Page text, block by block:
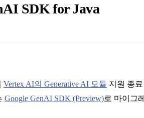
SDK for Java
Vertex AI의 Generative AI 모듈 지원 종료
Google GenAI SDK (Preview)로 마이그